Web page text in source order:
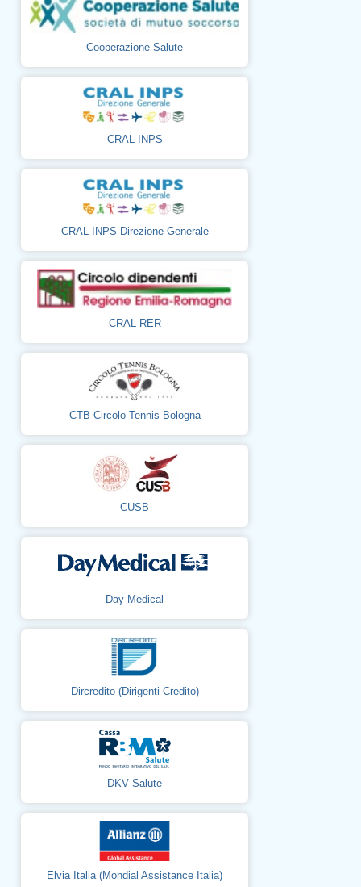
Cooperazione Salute
CRAL INPS
CRAL INPS Direzione Generale
CRAL RER
CTB Circolo Tennis Bologna
CUSB
Day Medical
Dircredito (Dirigenti Credito)
DKV Salute
Elvia Italia (Mondial Assistance Italia)